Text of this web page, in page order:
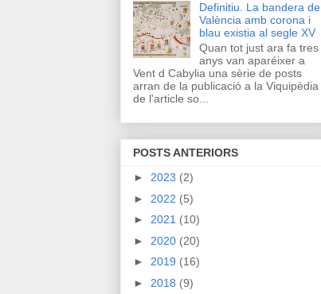
Definitiu. La bandera de
València amb corona i
blau existia al segle XV
Quan tot just ara fa tres
anys van aparéixer a
Vent d Cabylia una sèrie de posts
arran de la publicació a la Viquipèdia
de l'article so...
POSTS ANTERIORS
► 2023 (2)
► 2022 (5)
► 2021 (10)
► 2020 (20)
► 2019 (16)
► 2018 (9)